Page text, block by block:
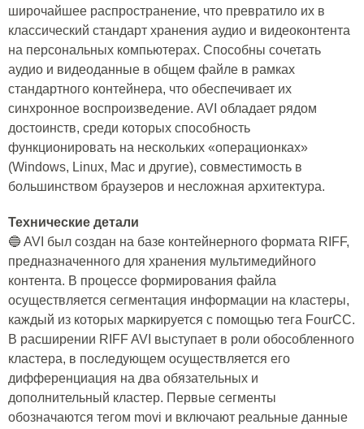
широчайшее распространение, что превратило их в
классический стандарт хранения аудио и видеоконтента
на персональных компьютерах. Способны сочетать
аудио и видеоданные в общем файле в рамках
стандартного контейнера, что обеспечивает их
синхронное воспроизведение. AVI обладает рядом
достоинств, среди которых способность
функционировать на нескольких «операционках»
(Windows, Linux, Mac и другие), совместимость в
большинством браузеров и несложная архитектура.
Технические детали
🔵 AVI был создан на базе контейнерного формата RIFF,
предназначенного для хранения мультимедийного
контента. В процессе формирования файла
осуществляется сегментация информации на кластеры,
каждый из которых маркируется с помощью тега FourCC.
В расширении RIFF AVI выступает в роли обособленного
кластера, в последующем осуществляется его
дифференциация на два обязательных и
дополнительный кластер. Первые сегменты
обозначаются тегом movi и включают реальные данные